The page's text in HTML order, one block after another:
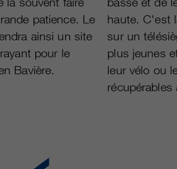
patience. Le
ainsi un site
pour le
Bavière.
haute. C'est
sur un
plus jeunes
leur vélo ou